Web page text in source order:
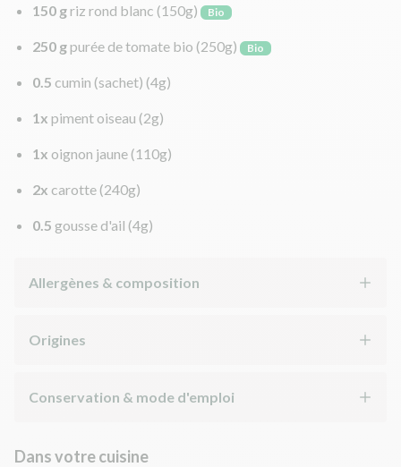
150 griz rond blanc (150g) Bio
250 gpurée de tomate bio (250g) Bio
0.5 cumin (sachet) (4g)
1x piment oiseau (2g)
1x oignon jaune (110g)
2x carotte (240g)
0.5 gousse d'ail (4g)
Allergènes & composition
Origines
Conservation & mode d'emploi
Dans votre cuisine